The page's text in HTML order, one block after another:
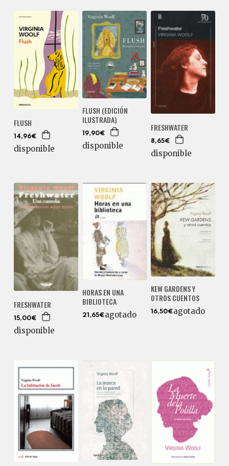
FLUSH
14,96€
disponible
FLUSH (EDICIÓN
ILUSTRADA)
19,90€
disponible
FRESHWATER
8,65€
disponible
FRESHWATER
15,00€
disponible
HORAS EN UNA
BIBLIOTECA
21,65€agotado
KEW GARDENS Y
OTROS CUENTOS
16,50€agotado